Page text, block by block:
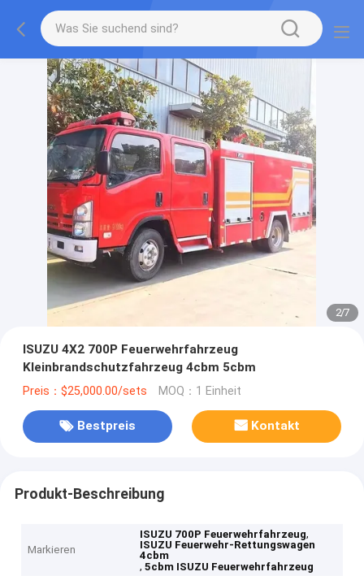
2/7
ISUZU 4X2 700P Feuerwehrfahrzeug
Kleinbrandschutzfahrzeug 4cbm 5cbm
Preis：$25,000.00/sets MOQ：1 Einheit
Bestpreis Kontakt
Produkt-Beschreibung
Markieren
ISUZU 700P Feuerwehrfahrzeug,
ISUZU Feuerwehr-Rettungswagen
4cbm
,5cbm ISUZU Feuerwehrfahrzeug